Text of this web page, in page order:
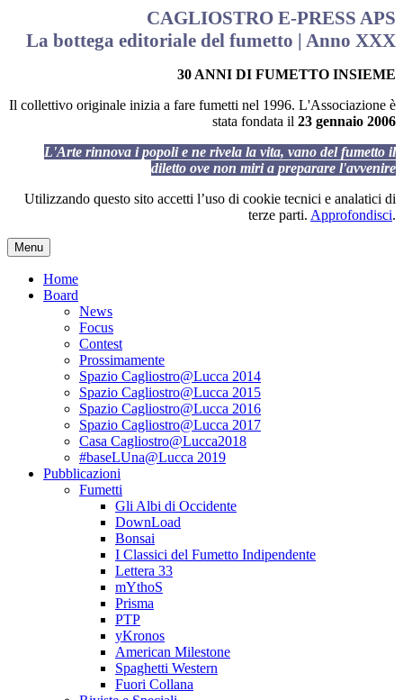
CAGLIOSTRO E-PRESS APS
La bottega editoriale del fumetto | Anno XXX
30 ANNI DI FUMETTO INSIEME
Il collettivo originale inizia a fare fumetti nel 1996. L'Associazione è
stata fondata il 23 gennaio 2006
L'Arte rinnova i popoli e ne rivela la vita, vano del fumetto il
diletto ove non miri a preparare l'avvenire
Utilizzando questo sito accetti l’uso di cookie tecnici e analatici di
terze parti. Approfondisci.
Menu
Home
Board
News
Focus
Contest
Prossimamente
Spazio Cagliostro@Lucca 2014
Spazio Cagliostro@Lucca 2015
Spazio Cagliostro@Lucca 2016
Spazio Cagliostro@Lucca 2017
Casa Cagliostro@Lucca2018
#baseLUna@Lucca 2019
Pubblicazioni
Fumetti
Gli Albi di Occidente
DownLoad
Bonsai
I Classici del Fumetto Indipendente
Lettera 33
mYthoS
Prisma
PTP
yKronos
American Milestone
Spaghetti Western
Fuori Collana